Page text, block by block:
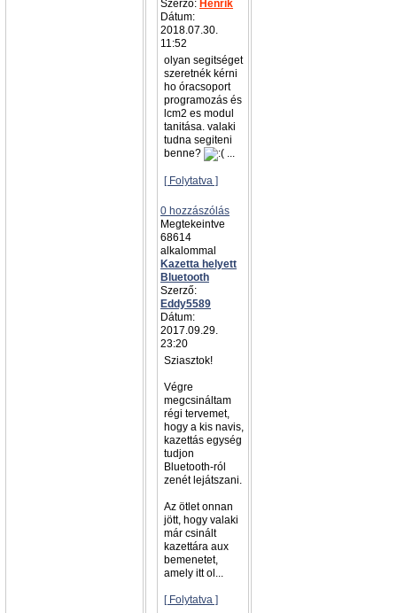
Szerző: Henrik
Dátum:
2018.07.30.
11:52
olyan segitséget
szeretnék kérni
ho óracsoport
programozás és
lcm2 es modul
tanitása. valaki
tudna segiteni
benne?
...
[ Folytatva ]
0 hozzászólás
Megtekeintve
68614
alkalommal
Kazetta helyett
Bluetooth
Szerző:
Eddy5589
Dátum:
2017.09.29.
23:20
Sziasztok!
Végre
megcsináltam
régi tervemet,
hogy a kis navis,
kazettás egység
tudjon
Bluetooth-ról
zenét lejátszani.
Az ötlet onnan
jött, hogy valaki
már csinált
kazettára aux
bemenetet,
amely itt ol...
[ Folytatva ]